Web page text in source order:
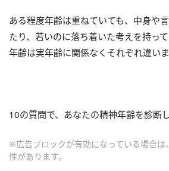
ある程度年齢は重ねていても、中身や
たり、若いのに落ち着いた考えを持っ
年齢は実年齢に関係なくそれぞれ違いま
10の質問で、あなたの精神年齢を診断
※広告ブロックが有効になっている場合は
性があります。